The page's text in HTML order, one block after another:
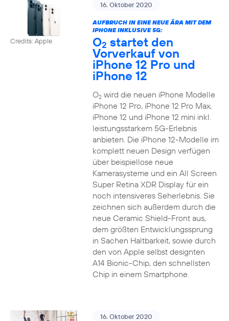
Credits: Apple
16. Oktober 2020
AUFBRUCH IN EINE NEUE ÄRA MIT DEM
IPHONE INKLUSIVE 5G:
O2 startet den
Vorverkauf von
iPhone 12 Pro und
iPhone 12
O2wird die neuen iPhone Modelle
iPhone 12 Pro, iPhone 12 Pro Max,
iPhone 12 und iPhone 12 mini inkl.
leistungsstarkem 5G-Erlebnis
anbieten. Die iPhone 12-Modelle im
komplett neuen Design verfügen
über beispiellose neue
Kamerasysteme und ein All Screen
Super Retina XDR Display für ein
noch intensiveres Seherlebnis. Sie
zeichnen sich außerdem durch die
neue Ceramic Shield-Front aus,
dem größten Entwicklungssprung
in Sachen Haltbarkeit, sowie durch
den von Apple selbst designten
A14 Bionic-Chip, den schnellsten
Chip in einem Smartphone.
16. Oktober 2020